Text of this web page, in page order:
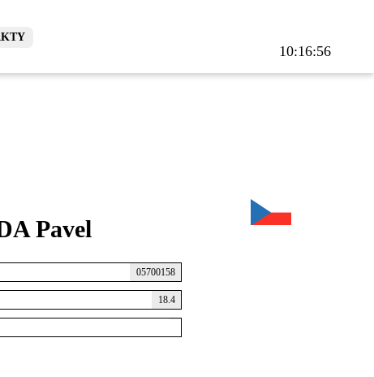
10:16:56
Pavel
05700158
18.4